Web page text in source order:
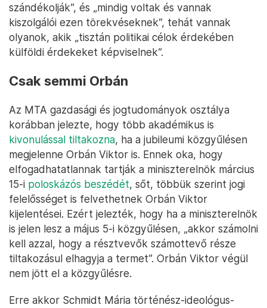
szándékolják”, és „mindig voltak és vannak
kiszolgálói ezen törekvéseknek”, tehát vannak
olyanok, akik „tisztán politikai célok érdekében
külföldi érdekeket képviselnek”.
Csak semmi Orbán
Az MTA gazdasági és jogtudományok osztálya
korábban jelezte, hogy több akadémikus is
kivonulással tiltakozna, ha a jubileumi közgyűlésen
megjelenne Orbán Viktor is. Ennek oka, hogy
elfogadhatatlannak tartják a miniszterelnök március
15-i poloskázós beszédét, sőt, többük szerint jogi
felelősséget is felvethetnek Orbán Viktor
kijelentései. Ezért jelezték, hogy ha a miniszterelnök
is jelen lesz a május 5-i közgyűlésen, „akkor számolni
kell azzal, hogy a résztvevők számottevő része
tiltakozásul elhagyja a termet”. Orbán Viktor végül
nem jött el a közgyűlésre.
Erre akkor Schmidt Mária történész-ideológus-